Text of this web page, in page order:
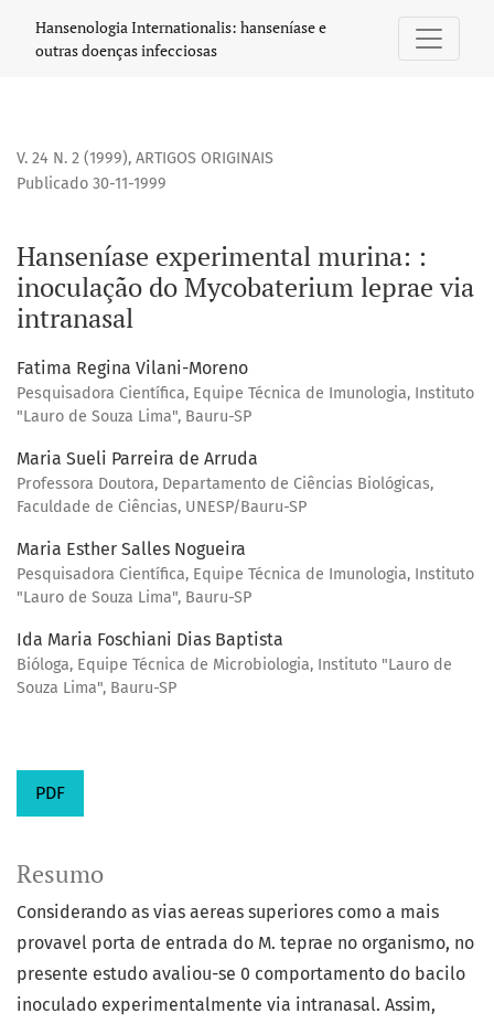
Hansenologia Internationalis: hanseníase e
outras doenças infecciosas
V. 24 N. 2 (1999), ARTIGOS ORIGINAIS
Hanseníase experimental murina: :
inoculação do Mycobaterium leprae via
intranasal
Publicado 30-11-1999
Fatima Regina Vilani-Moreno
Pesquisadora Científica, Equipe Técnica de Imunologia, Instituto
"Lauro de Souza Lima", Bauru-SP
Maria Sueli Parreira de Arruda
Professora Doutora, Departamento de Ciências Biológicas,
Faculdade de Ciências, UNESP/Bauru-SP
Maria Esther Salles Nogueira
Pesquisadora Científica, Equipe Técnica de Imunologia, Instituto
"Lauro de Souza Lima", Bauru-SP
Ida Maria Foschiani Dias Baptista
Bióloga, Equipe Técnica de Microbiologia, Instituto "Lauro de
Souza Lima", Bauru-SP
PDF
Resumo
Considerando as vias aereas superiores como a mais
provavel porta de entrada do M. teprae no organismo, no
presente estudo avaliou-se 0 comportamento do bacilo
inoculado experimentalmente via intranasal. Assim,